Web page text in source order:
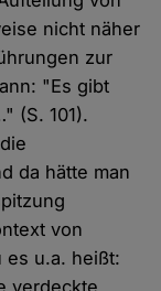
nicht näher
zur
"Es gibt
(S. 101).
da hätte man
von
es u.a. heißt: